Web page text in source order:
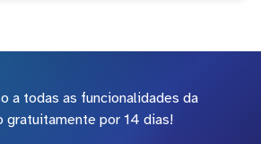
a todas as funcionalidades da
gratuitamente por 14 dias!